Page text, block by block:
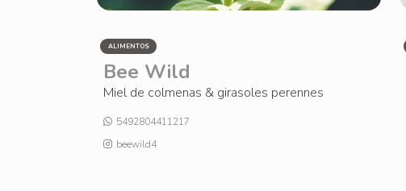
ALIMENTOS
Bee Wild
Miel de colmenas & girasoles perennes
5492804411217
beewild4